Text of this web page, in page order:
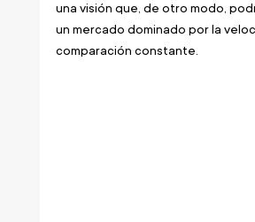
una visión que, de otro modo,
un mercado dominado por la
comparación constante.